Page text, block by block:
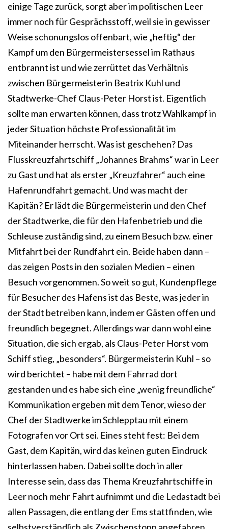
einige Tage zurück, sorgt aber im politischen Leer
immer noch für Gesprächsstoff, weil sie in gewisser
Weise schonungslos offenbart, wie „heftig“ der
Kampf um den Bürgermeistersessel im Rathaus
entbrannt ist und wie zerrüttet das Verhältnis
zwischen Bürgermeisterin Beatrix Kuhl und
Stadtwerke-Chef Claus-Peter Horst ist. Eigentlich
sollte man erwarten können, dass trotz Wahlkampf in
jeder Situation höchste Professionalität im
Miteinander herrscht. Was ist geschehen? Das
Flusskreuzfahrtschiff „Johannes Brahms“ war in Leer
zu Gast und hat als erster „Kreuzfahrer“ auch eine
Hafenrundfahrt gemacht. Und was macht der
Kapitän? Er lädt die Bürgermeisterin und den Chef
der Stadtwerke, die für den Hafenbetrieb und die
Schleuse zuständig sind, zu einem Besuch bzw. einer
Mitfahrt bei der Rundfahrt ein. Beide haben dann –
das zeigen Posts in den sozialen Medien – einen
Besuch vorgenommen. So weit so gut, Kundenpflege
für Besucher des Hafens ist das Beste, was jeder in
der Stadt betreiben kann, indem er Gästen offen und
freundlich begegnet. Allerdings war dann wohl eine
Situation, die sich ergab, als Claus-Peter Horst vom
Schiff stieg, „besonders“. Bürgermeisterin Kuhl – so
wird berichtet – habe mit dem Fahrrad dort
gestanden und es habe sich eine „wenig freundliche“
Kommunikation ergeben mit dem Tenor, wieso der
Chef der Stadtwerke im Schlepptau mit einem
Fotografen vor Ort sei. Eines steht fest: Bei dem
Gast, dem Kapitän, wird das keinen guten Eindruck
hinterlassen haben. Dabei sollte doch in aller
Interesse sein, dass das Thema Kreuzfahrtschiffe in
Leer noch mehr Fahrt aufnimmt und die Ledastadt bei
allen Passagen, die entlang der Ems stattfinden, wie